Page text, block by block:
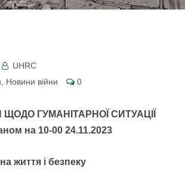
UHRC
, Новини війни 0
ЩОДО ГУМАНІТАРНОЇ СИТУАЦІЇ
на 10-00 24.11.2023
життя і безпеку